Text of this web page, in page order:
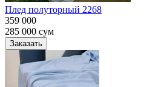
Плед полуторный 2268
359 000
285 000 сум
Заказать